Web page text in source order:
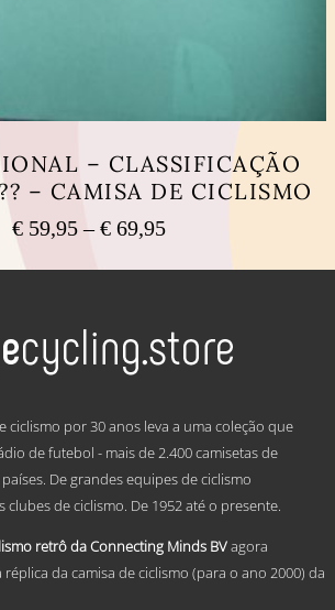
– CLASSIFICAÇÃO
– CAMISA DE CICLISMO
€ 59,95 – € 69,95Price
€ 59,95
€ 69,95
variants.
options
be
on
the
product
ciclismo por 30 anos leva a uma coleção que
de futebol - mais de 2.400 camisetas de
De grandes equipes de ciclismo
de ciclismo. De 1952 até o presente.
retrô da Connecting Minds BVagora
da camisa de ciclismo (para o ano 2000) da